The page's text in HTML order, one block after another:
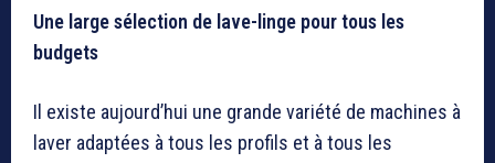
Une large sélection de lave-linge pour tous les
budgets
Il existe aujourd’hui une grande variété de machines à
laver adaptées à tous les profils et à tous les